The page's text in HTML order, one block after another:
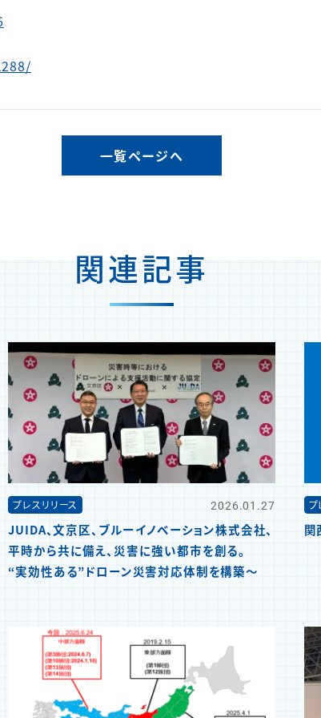
一覧ページへ
関連記事
プレスリリース 2026.01.27
JUIDA、文京区、ブルーイノベーション株式会社、
平時から共に備え、災害に強い都市を創る。
“実効性ある”ドローン災害対応体制を構築～
プ
関